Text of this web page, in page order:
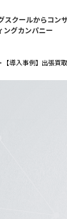
スクールからコン
ングカンパニー
【導入事例】出張買